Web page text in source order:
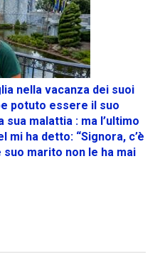
nella vacanza dei suoi
potuto essere il suo
malattia : ma l’ultimo
ha detto: “Signora, c’è
marito non le ha mai